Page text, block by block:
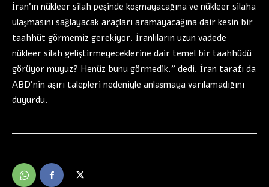
İran’ın nükleer silah peşinde koşmayacağına ve nükleer silaha
ulaşmasını sağlayacak araçları aramayacağına dair kesin bir
taahhüt görmemiz gerekiyor. İranlıların uzun vadede
nükleer silah geliştirmeyeceklerine dair temel bir taahhüdü
görüyor muyuz? Henüz bunu görmedik.” dedi. İran tarafı da
ABD’nin aşırı talepleri nedeniyle anlaşmaya varılamadığını
duyurdu.